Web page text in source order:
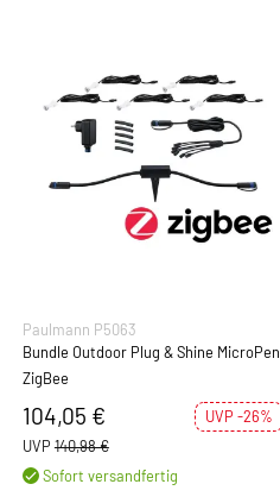
Paulmann P5063
Bundle Outdoor Plug & Shine MicroPen
ZigBee
104,05 €
UVP -26%
UVP 140,98 €
Sofort versandfertig